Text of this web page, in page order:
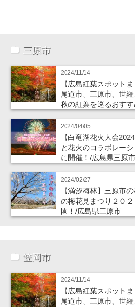
三原市
2024/11/14
【広島紅葉スポット
尾道市、三原市、世
秋の紅葉を巡るおすす
2024/04/05
【白竜湖花火大会
と花火のコラボレー
に開催！/広島県三原市
2024/02/27
【満汐梅林】三原市
の梅花見まつり２０
園！/広島県三原市
笠岡市
2024/11/14
【広島紅葉スポット
尾道市、三原市、世